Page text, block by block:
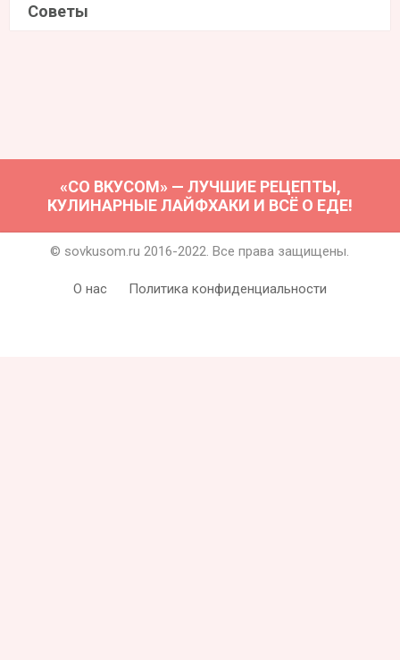
Советы
«СО ВКУСОМ» — ЛУЧШИЕ РЕЦЕПТЫ,
КУЛИНАРНЫЕ ЛАЙФХАКИ И ВСЁ О ЕДЕ!
© sovkusom.ru 2016-2022. Все права защищены.
О нас Политика конфиденциальности